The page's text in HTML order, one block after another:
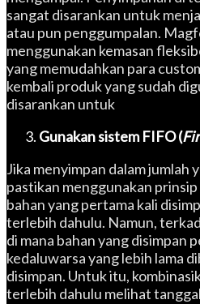
sangat disarankan untuk
atau pun penggumpalan.
menggunakan kemasan
yang memudahkan para
kembali produk yang sudah
disarankan untuk
Gunakan sistem FIFO(
Jika menyimpan dalam jumlah
pastikan menggunakan prinsip
bahan yang pertama kali
terlebih dahulu. Namun,
di mana bahan yang disimpan
kedaluwarsa yang lebih lama
disimpan. Untuk itu,
terlebih dahulu melihat